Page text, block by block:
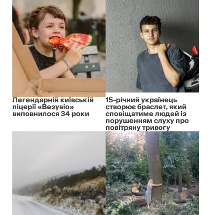
Легендарній київській
піцерії «Везувіо»
виповнилося 34 роки
15-річний українець
створює браслет, який
сповіщатиме людей із
порушенням слуху про
повітряну тривогу